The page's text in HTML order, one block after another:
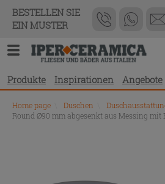
BESTELLEN SIE
EIN MUSTER
Produkte Inspirationen Angebote
Home page Duschen
Round Ø90 mm abgesenkt aus Messing mit